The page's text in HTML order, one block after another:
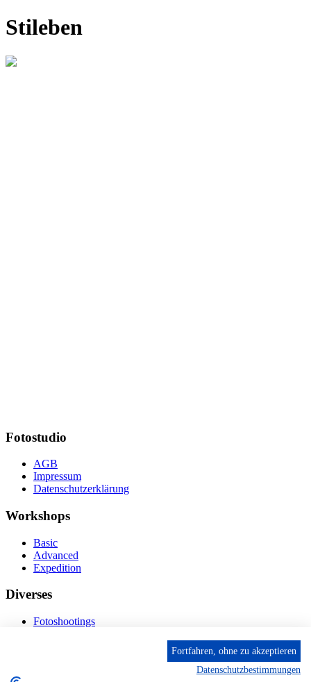
Stileben
Fotostudio
AGB
Impressum
Datenschutzerklärung
Workshops
Basic
Advanced
Expedition
Diverses
Fotoshootings
Kontakt
Fortfahren, ohne zu akzeptieren
Datenschutzbestimmungen